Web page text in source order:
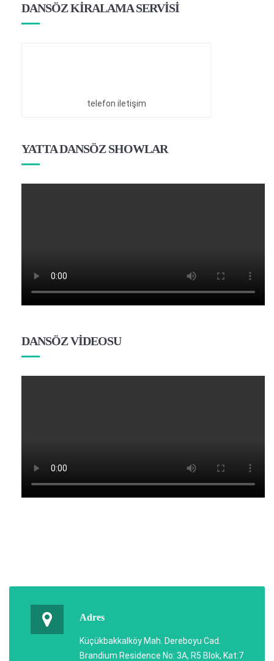
DANSÖZ KİRALAMA SERVİSİ
telefon iletişim
YATTA DANSÖZ SHOWLAR
DANSÖZ VİDEOSU
Adres
Küçükbakkalköy Mah. Dereboyu Cad.
Brandium Residence No: 3A, R5 Blok, Kat:7